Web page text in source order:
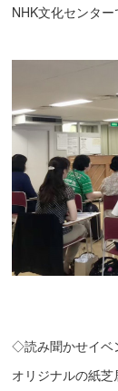
NHK文化センタ
◇読み聞かせイベ
オリジナルの紙